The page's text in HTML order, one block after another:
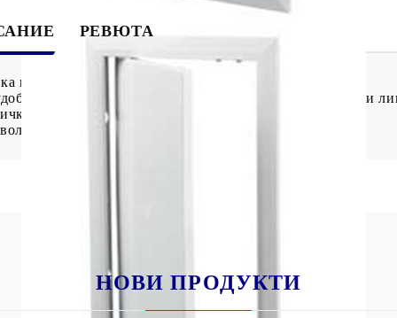
РЕВЮТА
изработена от висококачествена пластмаса.
достъп до прикрито оборудване и/или комунални
са подходящи и за райони с висока влажност.
лесен монтаж и поддръжка.
НОВИ ПРОДУКТИ